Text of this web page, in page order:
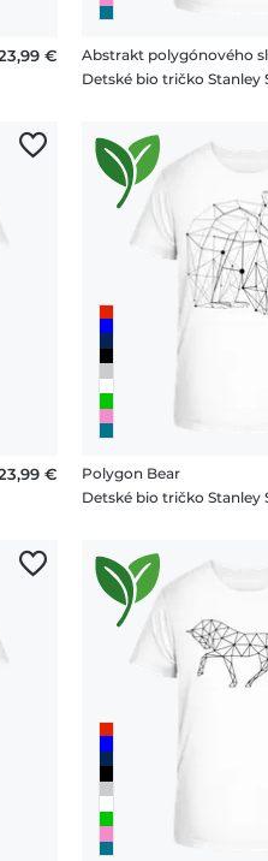
€
Abstrakt polygónového
€
Polygon Bear